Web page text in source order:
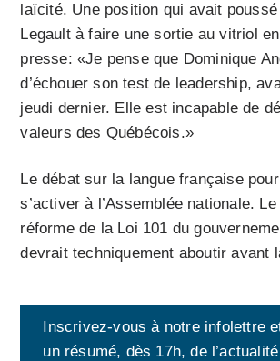
laïcité. Une position qui avait
Legault à faire une sortie au vitriol
presse: «Je pense que Dominique
d’échouer son test de leadership,
jeudi dernier. Elle est incapable de
valeurs des Québécois.»
Le débat sur la langue française
s’activer à l’Assemblée nationale.
réforme de la Loi 101 du
devrait techniquement aboutir avant
Inscrivez-vous à notre infolettre
un résumé, dès 17h, de